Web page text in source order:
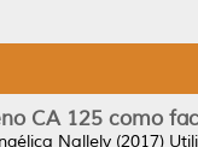
CA 125 como
Nallely (2017)